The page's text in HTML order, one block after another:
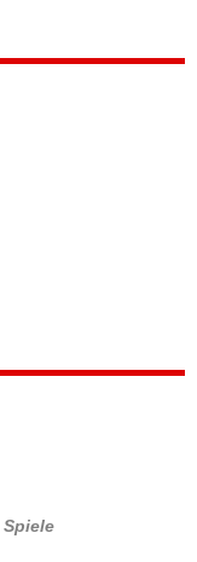
Spiele